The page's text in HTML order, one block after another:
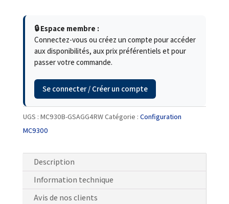
🔒 Espace membre :
Connectez-vous ou créez un compte pour accéder
aux disponibilités, aux prix préférentiels et pour
passer votre commande.
Se connecter / Créer un compte
UGS : MC930B-GSAGG4RWCatégorie : Configuration
MC9300
Description
Information technique
Avis de nos clients